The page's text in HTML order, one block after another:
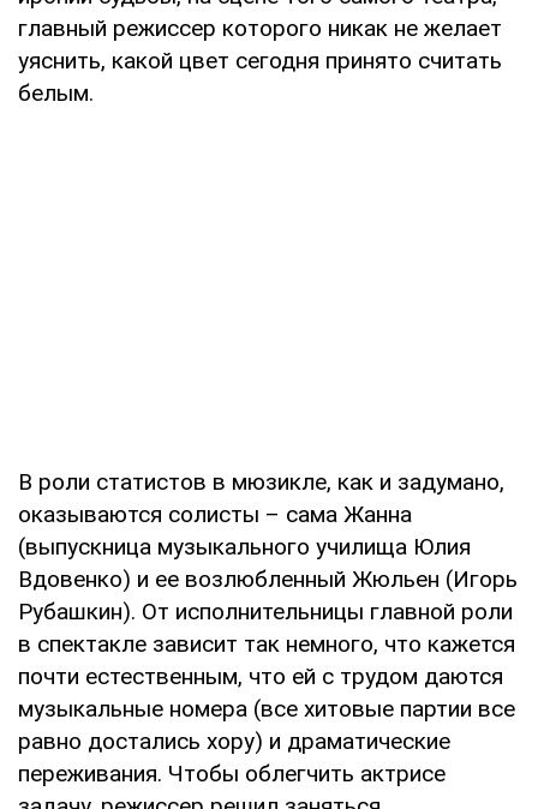
главный режиссер которого никак не желает
уяснить, какой цвет сегодня принято считать
белым.
В роли статистов в мюзикле, как и задумано,
оказываются солисты – сама Жанна
(выпускница музыкального училища Юлия
Вдовенко) и ее возлюбленный Жюльен (Игорь
Рубашкин). От исполнительницы главной роли
в спектакле зависит так немного, что кажется
почти естественным, что ей с трудом даются
музыкальные номера (все хитовые партии все
равно достались хору) и драматические
переживания. Чтобы облегчить актрисе